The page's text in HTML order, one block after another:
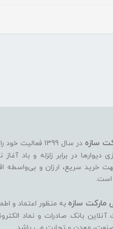
سازه
در سال 1399
خرید سریع، ارزان و بی‌واسطه
است.
مارکت سازه به منظور اعتماد و
آنلاین بانک صادرات و نماد